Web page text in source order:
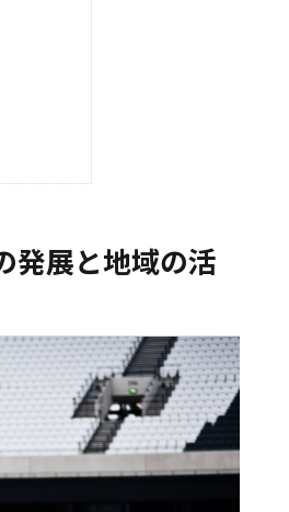
発展と地域の活